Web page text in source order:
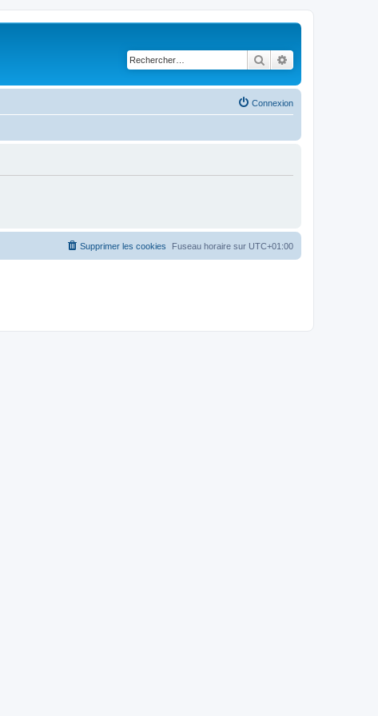
Rechercher
Connexion
Fuseau horaire sur UTC+01:00
Supprimer les cookies